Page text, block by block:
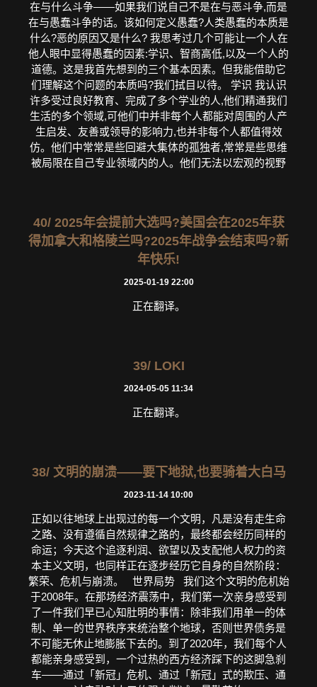
在与什么斗争——如果我们说自己不是在与恶斗争,而是
在与愚蠢斗争的话。该如何定义愚蠢?人类愚蠢的本质是
什么?恶的原因又是什么? 我思考过几个可能让一个人在
他人眼中显得愚蠢的因素:学识、智商高低,以及一个人的
道德。这是我首先想到的三个基本因素。但我能借助它
们理解这个问题的本质吗?我们拭目以待。 学识 我认识
许多受过良好教育、完成了多个学业的人,他们精通我们
生活的多个领域,可他们中并非每个人都能对周围的人产
生启发、友善或领导的影响力,也并非每个人都值得效
仿。他们中常常是些回避大集体的孤独者,常常是些思维
被局限在自己专业领域内的人。他们无法以宏观的视野
40/ 2025年会提前大选吗?美国会在2025年获
得加拿大和格陵兰吗?2025年战争会结束吗?新
年快乐!
2025-01-19 22:00
正在翻译。
39/ LOKI
2024-05-05 11:34
正在翻译。
38/ 文明的崩溃——要下地狱,也要骑着大白马
2023-11-14 10:00
正如以往地球上出现过的每一个文明，凡是没有走生命
之路、没有遵循自然规律之路的，最终都会经历同样的
命运；今天这个追逐利润、欲望以及支配他人权力的资
本主义文明，也同样正在逐步经历它自身的自然阶段：
繁荣、危机与崩溃。 世界局势 我们这个文明的危机始
于2008年。在那场经济震荡中，我们第一次亲身感受到
了一件我们早已心知肚明的事情：除非我们用单一的体
制、单一的世界秩序来统治整个地球，否则世界债务是
不可能无休止地膨胀下去的。到了2020年，我们每个人
都能亲身感受到，一个过热的西方经济踩下的这脚急刹
车——通过「新冠」危机、通过「新冠」式的欺压、通